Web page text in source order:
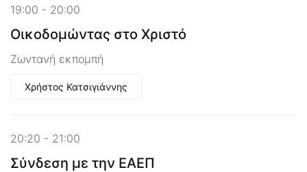
19:00 - 20:00
Οικοδομώντας στο Χριστό
Ζωντανή εκπομπή
Χρήστος Κατσιγιάννης
20:20 - 21:00
Σύνδεση με την ΕΑΕΠ